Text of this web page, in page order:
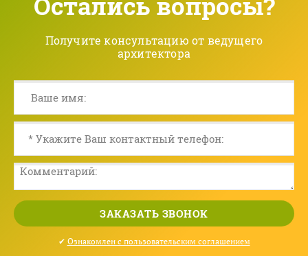
Получите консультацию от ведущего
архитектора
ЗАКАЗАТЬ ЗВОНОК
✔ Ознакомлен с пользовательским соглашением